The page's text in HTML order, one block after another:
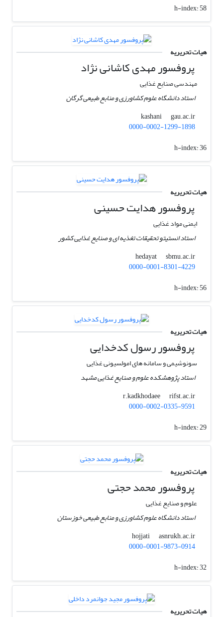
h-index:58
هیات تحریریه
پروفسور مهدی کاشانی نژاد
مهندسی صنایع غذایی
استاد دانشگاه علوم کشاورزی و منابع طبیعی گرگان
kashani
gau.ac.ir
0000-0002-1299-1898
h-index:36
هیات تحریریه
پروفسور هدایت حسینی
ایمنی مواد غذایی
استاد انستیتو تحقیقات تغذیه ای و صنایع غذایی کشور
hedayat
sbmu.ac.ir
0000-0001-8301-4229
h-index:56
هیات تحریریه
پروفسور رسول کدخدایی
سونوشیمی و سامانه های امولسیونی غذایی
استاد پژوهشکده علوم و صنایع غذایی مشهد
r.kadkhodaee
rifst.ac.ir
0000-0002-0335-9591
h-index:29
هیات تحریریه
پروفسور محمد حجتی
علوم و صنایع غذایی
استاد دانشگاه علوم کشاورزی و منابع طبیعی خوزستان
hojjati
asnrukh.ac.ir
0000-0001-9873-0914
h-index:32
هیات تحریریه